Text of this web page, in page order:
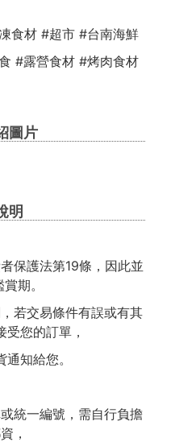
食材 #超市 #台南海鮮
#露營食材 #烤肉食材
圖片
明
保護法第19條，因此並
期。
若交易條件有誤或有其
您的訂單，
知給您。
統一編號，需自行負擔
，